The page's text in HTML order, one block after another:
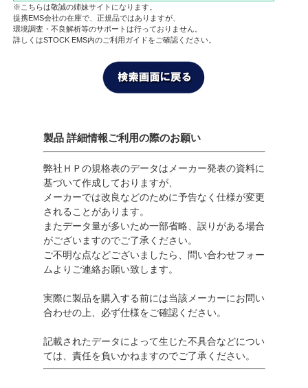
※こちらは敬誠の姉妹サイトになります。
提携EMS会社の在庫で、正規品ではありますが、
環境調査・不良解析等のサポートは行っておりません。
詳しくはSTOCK EMS内のご利用ガイドをご確認ください。
製品 詳細情報ご利用の際のお願い
弊社ＨＰの規格表のデータはメーカー発表の資料に
基づいて作成しておりますが、
メーカーでは改良などのために予告なく仕様が変更
されることがあります。
またデータ量が多いため一部省略、誤りがある場合
がございますのでご了承ください。
ご不明な点などございましたら、問い合わせフォー
ムよりご連絡お願い致します。
実際に製品を購入する前には当該メーカーにお問い
合わせの上、必ず仕様をご確認ください。
記載されたデータによって生じた不具合などについ
ては、責任を負いかねますのでご了承ください。